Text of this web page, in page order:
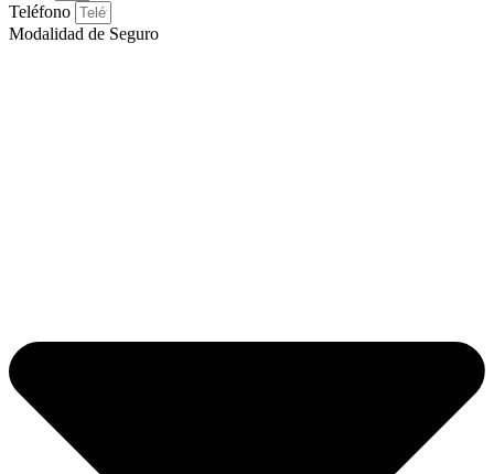
Teléfono
Modalidad de Seguro